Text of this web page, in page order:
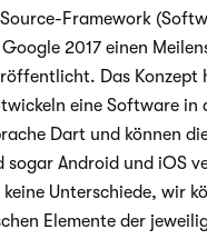
Framework
2017 einen
Das Kon­zept
eine Soft­ware in
Dart und kön­nen
sogar Android und iOS
Unter­schiede, wir
Ele­mente der